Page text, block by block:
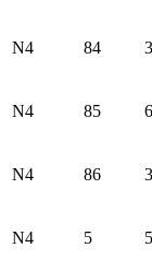
N4 84
N4 85
N4 86
N4 5